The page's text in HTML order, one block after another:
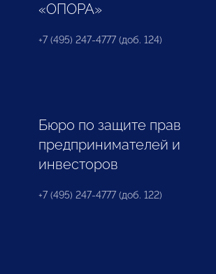
«ОПОРА»
+7 (495) 247-4777 (доб. 124)
Бюро по защите прав
предпринимателей и
инвесторов
+7 (495) 247-4777 (доб. 122)